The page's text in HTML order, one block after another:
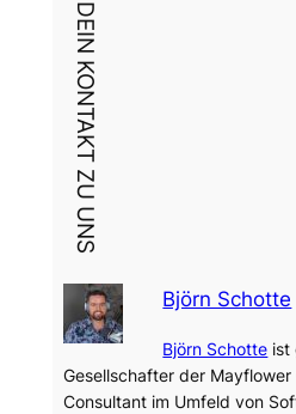
DEIN KONTAKT ZU UNS
Björn Schotte
Björn Schotte ist
Gesellschafter der Mayflower
Consultant im Umfeld von